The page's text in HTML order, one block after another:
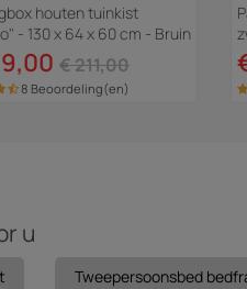
houten tuinkist
- 130 x 64 x 60 cm - Bruin
€ 211,00
8 Beoordeling(en)
u
Tweepersoonsbed